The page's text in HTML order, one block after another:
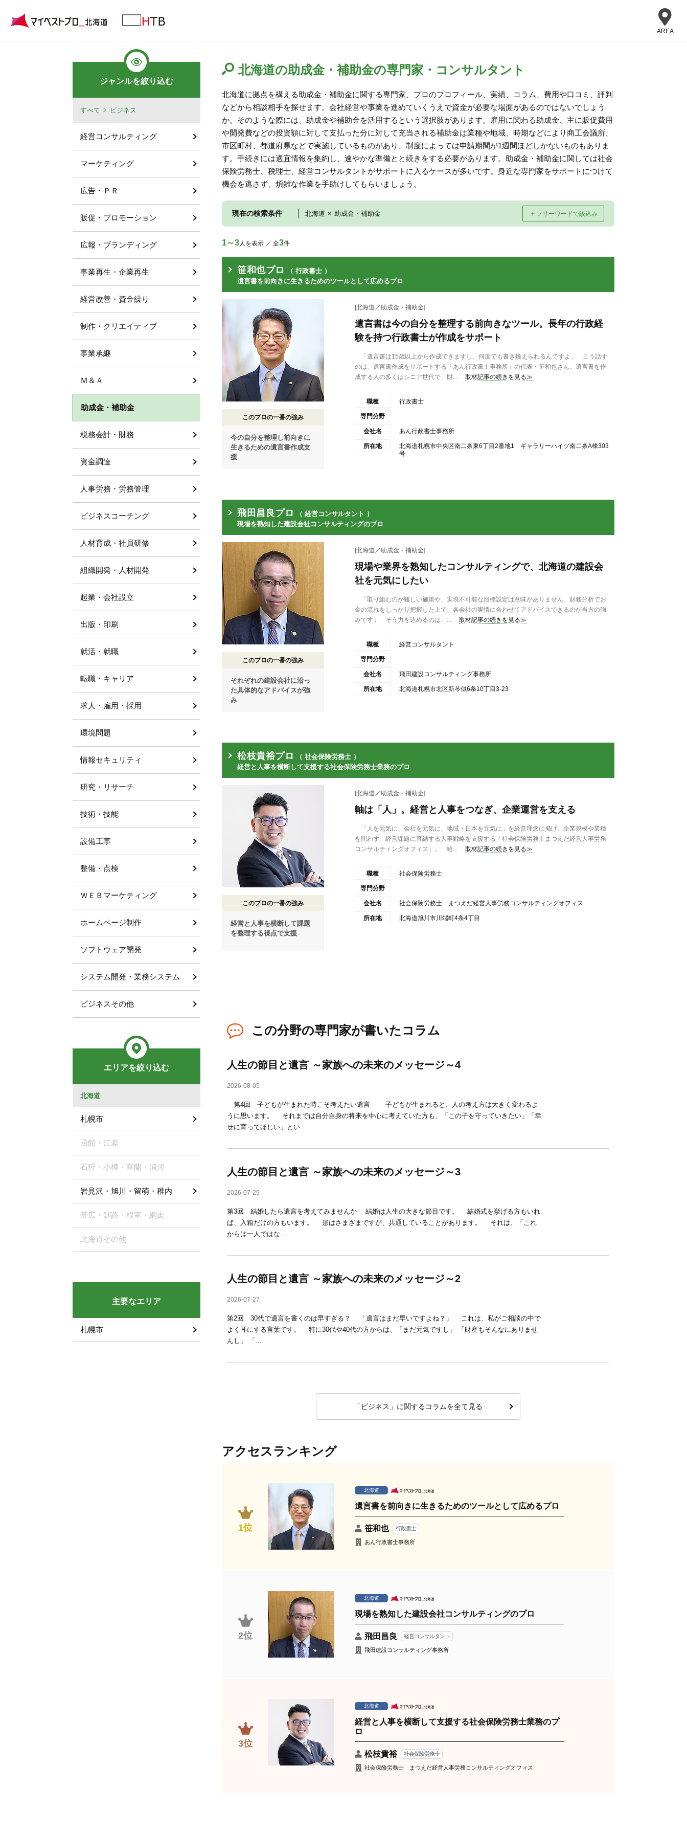
AREA
北海道の助成金・補助金の専門家・コンサルタント
北海道に拠点を構える助成金・補助金に関する専門家、プロのプロフィール、実績、コラム、費用や口コミ、評判
などから相談相手を探せます。会社経営や事業を進めていくうえで資金が必要な場面があるのではないでしょう
か。そのような際には、助成金や補助金を活用するという選択肢があります。雇用に関わる助成金、主に販促費用
や開発費などの投資額に対して支払った分に対して充当される補助金は業種や地域、時期などにより商工会議所、
市区町村、都道府県などで実施しているものがあり、制度によっては申請期間が1週間ほどしかないものもありま
す。手続きには適宜情報を集約し、速やかな準備とと続きをする必要があります。助成金・補助金に関しては社会
保険労務士、税理士、経営コンサルタントがサポートに入るケースが多いです。身近な専門家をサポートにつけて
機会を逃さず、煩雑な作業を手助けしてもらいましょう。
現在の検索条件 北海道 × 助成金・補助金 ＋ フリーワードで絞込み
1～3人を表示 ／ 全3件
笹和也プロ
（ 行政書士 ）
遺言書を前向きに生きるためのツールとして広めるプロ
このプロの一番の強み
今の自分を整理し前向きに
生きるための遺言書作成支
援
[北海道／助成金・補助金]
遺言書は今の自分を整理する前向きなツール。長年の行政経
験を持つ行政書士が作成をサポート
「遺言書は15歳以上から作成できますし、何度でも書き換えられるんですよ」 こう話す
のは、遺言書作成をサポートする「あん行政書士事務所」の代表・笹和也さん。遺言書を作
成する人の多くはシニア世代で、財...
取材記事の続きを見る≫
職種 行政書士
専門分野
会社名 あん行政書士事務所
所在地
北海道札幌市中央区南二条東6丁目2番地1 ギャラリーハイツ南二条A棟303
号
飛田昌良プロ
（ 経営コンサルタント ）
現場を熟知した建設会社コンサルティングのプロ
このプロの一番の強み
それぞれの建設会社に沿っ
た具体的なアドバイスが強
み
[北海道／助成金・補助金]
現場や業界を熟知したコンサルティングで、北海道の建設会
社を元気にしたい
「取り組むのが難しい施策や、実現不可能な目標設定は意味がありません。財務分析でお
金の流れをしっかり把握した上で、各会社の実情に合わせてアドバイスできるのが当方の強
みです」 そう力を込めるのは、...
取材記事の続きを見る≫
職種 経営コンサルタント
専門分野
会社名 飛田建設コンサルティング事務所
所在地 北海道札幌市北区新琴似6条10丁目3-23
松枝貴裕プロ
（ 社会保険労務士 ）
経営と人事を横断して支援する社会保険労務士業務のプロ
このプロの一番の強み
経営と人事を横断して課題
を整理する視点で支援
[北海道／助成金・補助金]
軸は「人」。経営と人事をつなぎ、企業運営を支える
「人を元気に、会社を元気に、地域・日本を元気に」を経営理念に掲げ、企業規模や業種
を問わず、経営課題に直結する人事戦略を支援する「社会保険労務士まつえだ経営人事労務
コンサルティングオフィス」。 給...
取材記事の続きを見る≫
職種 社会保険労務士
専門分野
会社名 社会保険労務士 まつえだ経営人事労務コンサルティングオフィス
所在地 北海道旭川市川端町4条4丁目
この分野の専門家が書いたコラム
人生の節目と遺言 ～家族への未来のメッセージ～4
2026-08-05
第4回 子どもが生まれた時こそ考えたい遺言 子どもが生まれると、人の考え方は大きく変わるよ
うに思います。 それまでは自分自身の将来を中心に考えていた方も、「この子を守っていきたい」「幸
せに育ってほしい」とい...
人生の節目と遺言 ～家族への未来のメッセージ～3
2026-07-29
第3回 結婚したら遺言を考えてみませんか 結婚は人生の大きな節目です。 結婚式を挙げる方もいれ
ば、入籍だけの方もいます。 形はさまざまですが、共通していることがあります。 それは、「これ
からは一人ではな...
人生の節目と遺言 ～家族への未来のメッセージ～2
2026-07-27
第2回 30代で遺言を書くのは早すぎる？ 「遺言はまだ早いですよね？」 これは、私がご相談の中で
よく耳にする言葉です。 特に30代や40代の方からは、「まだ元気ですし」 「財産もそんなにありませ
んし」 「...
「ビジネス」に関するコラムを全て見る
アクセスランキング
1位
北海道
遺言書を前向きに生きるためのツールとして広めるプロ
笹和也 行政書士
あん行政書士事務所
2位
北海道
現場を熟知した建設会社コンサルティングのプロ
飛田昌良 経営コンサルタント
飛田建設コンサルティング事務所
3位
北海道
経営と人事を横断して支援する社会保険労務士業務のプ
ロ
松枝貴裕 社会保険労務士
社会保険労務士 まつえだ経営人事労務コンサルティングオフィス
ジャンルを絞り込む
すべて ビジネス
経営コンサルティング
マーケティング
広告・ＰＲ
販促・プロモーション
広報・ブランディング
事業再生・企業再生
経営改善・資金繰り
制作・クリエイティブ
事業承継
Ｍ＆Ａ
助成金・補助金
税務会計・財務
資金調達
人事労務・労務管理
ビジネスコーチング
人材育成・社員研修
組織開発・人材開発
起業・会社設立
出版・印刷
就活・就職
転職・キャリア
求人・雇用・採用
環境問題
情報セキュリティ
研究・リサーチ
技術・技能
設備工事
整備・点検
ＷＥＢマーケティング
ホームページ制作
ソフトウェア開発
システム開発・業務システム
ビジネスその他
エリアを絞り込む
北海道
札幌市
函館・江差
石狩・小樽・室蘭・浦河
岩見沢・旭川・留萌・稚内
帯広・釧路・根室・網走
北海道その他
主要なエリア
札幌市